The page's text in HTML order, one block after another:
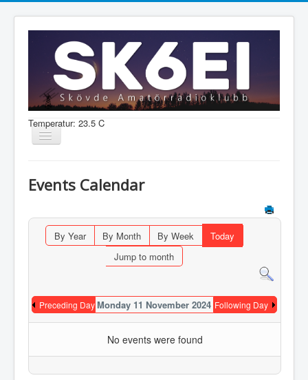
Temperatur: 23.5 C
Visa/dölj
Information
Aktiviteter
Medlem
Events Calendar
By Year By Month By Week
Today
Jump to month
Preceding Day Monday 11 November 2024 Following Day
No events were found